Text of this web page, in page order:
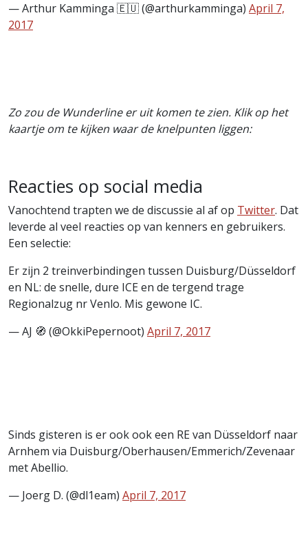
— Arthur Kamminga 🇪🇺 (@arthurkamminga) April 7,
2017
Zo zou de Wunderline er uit komen te zien. Klik op het
kaartje om te kijken waar de knelpunten liggen:
Reacties op social media
Vanochtend trapten we de discussie al af op Twitter. Dat
leverde al veel reacties op van kenners en gebruikers.
Een selectie:
Er zijn 2 treinverbindingen tussen Duisburg/Düsseldorf
en NL: de snelle, dure ICE en de tergend trage
Regionalzug nr Venlo. Mis gewone IC.
— AJ 🧭 (@OkkiPepernoot) April 7, 2017
Sinds gisteren is er ook ook een RE van Düsseldorf naar
Arnhem via Duisburg/Oberhausen/Emmerich/Zevenaar
met Abellio.
— Joerg D. (@dl1eam) April 7, 2017